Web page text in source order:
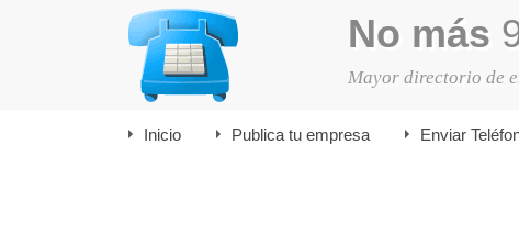
No más
Mayor directorio de
Inicio Publica tu empresa Enviar